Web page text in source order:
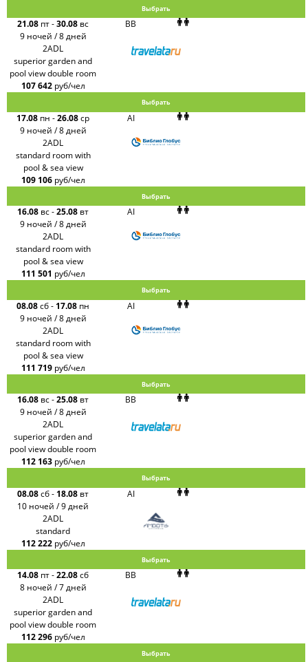
Выбрать
21.08 пт-30.08 вс
9 ночей / 8 дней
BB
2ADL
superior garden and
pool view double room
107 642 руб/чел
Выбрать
17.08 пн -26.08ср
9 ночей / 8 дней
AI
2ADL
standard room with
pool & sea view
109 106 руб/чел
Выбрать
16.08 вс-25.08 вт
9 ночей / 8 дней
AI
2ADL
standard room with
pool & sea view
111 501 руб/чел
Выбрать
08.08сб- 17.08 пн
9 ночей / 8 дней
AI
2ADL
standard room with
pool & sea view
111 719 руб/чел
Выбрать
16.08 вс-25.08 вт
9 ночей / 8 дней
BB
2ADL
superior garden and
pool view double room
112 163 руб/чел
Выбрать
08.08сб- 18.08 вт
10 ночей / 9 дней
AI
2ADL
standard
112 222 руб/чел
Выбрать
14.08 пт-22.08сб
8 ночей / 7 дней
BB
2ADL
superior garden and
pool view double room
112 296 руб/чел
Выбрать